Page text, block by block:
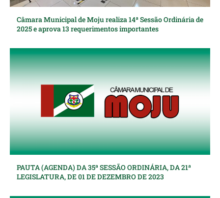
Câmara Municipal de Moju realiza 14ª Sessão Ordinária de
2025 e aprova 13 requerimentos importantes
PAUTA (AGENDA) DA 35ª SESSÃO ORDINÁRIA, DA 21ª
LEGISLATURA, DE 01 DE DEZEMBRO DE 2023